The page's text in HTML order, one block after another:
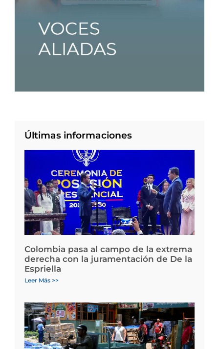
Últimas informaciones
Colombia pasa al campo de la extrema
derecha con la juramentación de De la
Espriella
Leer Más >>